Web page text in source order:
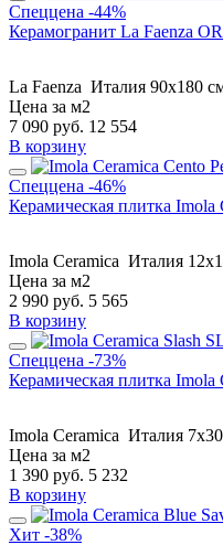
Спеццена -44%
Керамогранит La Faenza
La Faenza Италия 90x180
Цена за м2
7 090 руб. 12 554
В корзину
Спеццена -46%
Керамическая плитка
Imola Ceramica Италия
Цена за м2
2 990 руб. 5 565
В корзину
Спеццена -73%
Керамическая плитка Imola
Imola Ceramica Италия
Цена за м2
1 390 руб. 5 232
В корзину
Хит -38%